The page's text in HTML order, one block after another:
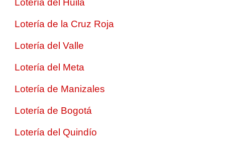
Lotería del Huila
Lotería de la Cruz Roja
Lotería del Valle
Lotería del Meta
Lotería de Manizales
Lotería de Bogotá
Lotería del Quindío